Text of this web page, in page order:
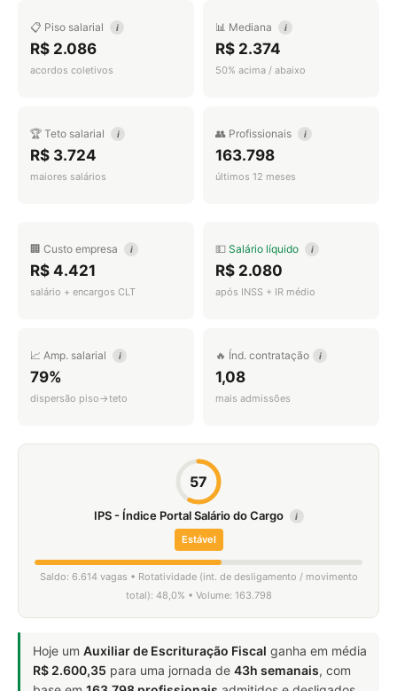
📋 Piso salarial i
R$ 2.086
acordos coletivos
📊 Mediana i
R$ 2.374
50% acima / abaixo
🏆 Teto salarial i
R$ 3.724
maiores salários
👥 Profissionais i
163.798
últimos 12 meses
🏢 Custo empresa i
R$ 4.421
salário + encargos CLT
💵 Salário líquido i
R$ 2.080
após INSS + IR médio
📈 Amp. salarial i
79%
dispersão piso→teto
🔥 Índ. contratação i
1,08
mais admissões
57
IPS - Índice Portal Salário do Cargo i
Estável
Saldo: 6.614 vagas • Rotatividade (int. de desligamento / movimento
total): 48,0% • Volume: 163.798
Hoje um Auxiliar de Escrituração Fiscal ganha em média
R$ 2.600,35 para uma jornada de 43h semanais, com